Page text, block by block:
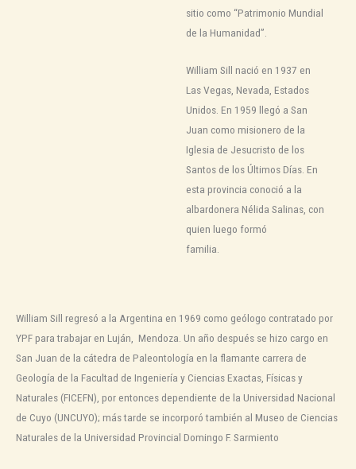
sitio como “Patrimonio Mundial
de la Humanidad”.
William Sill nació en 1937 en
Las Vegas, Nevada, Estados
Unidos. En 1959 llegó a San
Juan como misionero de la
Iglesia de Jesucristo de los
Santos de los Últimos Días. En
esta provincia conoció a la
albardonera Nélida Salinas, con
quien luego formó
familia.
William Sill regresó a la Argentina en 1969 como geólogo contratado por
YPF para trabajar en Luján, Mendoza. Un año después se hizo cargo en
San Juan de la cátedra de Paleontología en la flamante carrera de
Geología de la Facultad de Ingeniería y Ciencias Exactas, Físicas y
Naturales (FICEFN), por entonces dependiente de la Universidad Nacional
de Cuyo (UNCUYO); más tarde se incorporó también al Museo de Ciencias
Naturales de la Universidad Provincial Domingo F. Sarmiento